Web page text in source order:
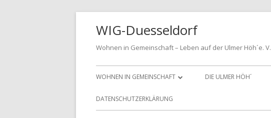
WIG-Duesseldorf
Wohnen in Gemeinschaft – Leben auf der Ulmer Höh´e. V.
Primäres
Menü
WOHNEN IN GEMEINSCHAFT
MITGLIED WERDEN
DIE ULMER HÖH´
DATENSCHUTZERKLÄRUNG